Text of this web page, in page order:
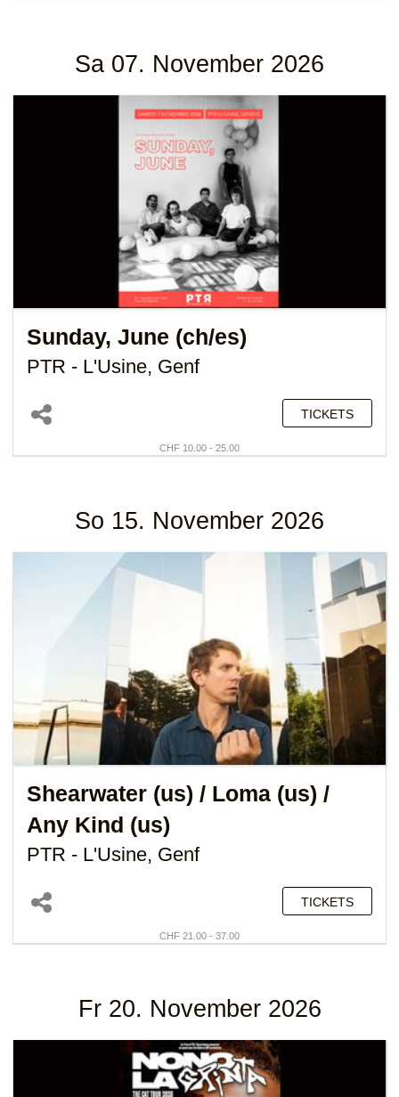
Sa 07. November 2026
Sunday, June (ch/es)
PTR - L'Usine, Genf
TICKETS
CHF 10.00 - 25.00
So 15. November 2026
Shearwater (us) / Loma (us) /
Any Kind (us)
PTR - L'Usine, Genf
TICKETS
CHF 21.00 - 37.00
Fr 20. November 2026